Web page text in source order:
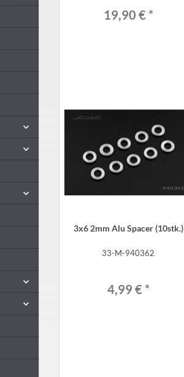
19,90 € *
3x6 2mm Alu Spacer (10stk.)
33-M-940362
4,99 € *